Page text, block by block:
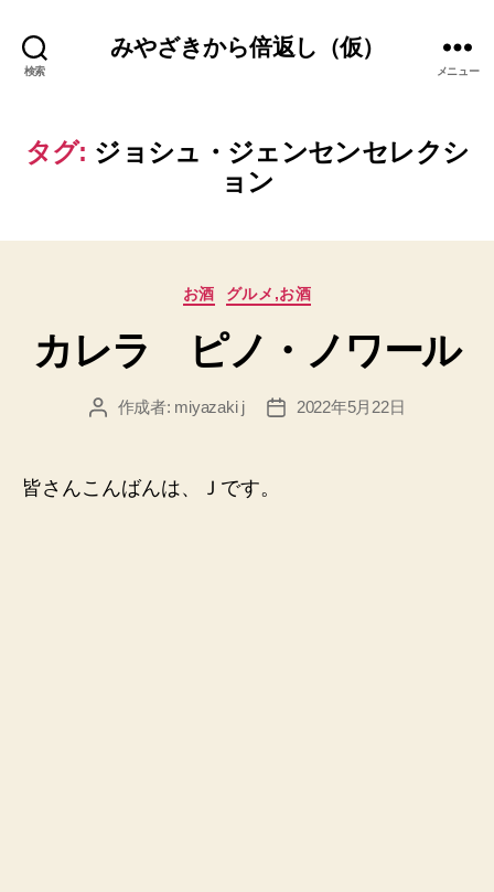
検索
みやざきから倍返し（仮）
メニュー
タグ: ジョシュ・ジェンセンセレクシ
ョン
カ
ゴ
リ
お酒 グルメ,お酒
カレラ ピノ・ノワール
投 作成者: miyazaki j
投
2022年5月22日
皆さんこんばんは、Ｊです。